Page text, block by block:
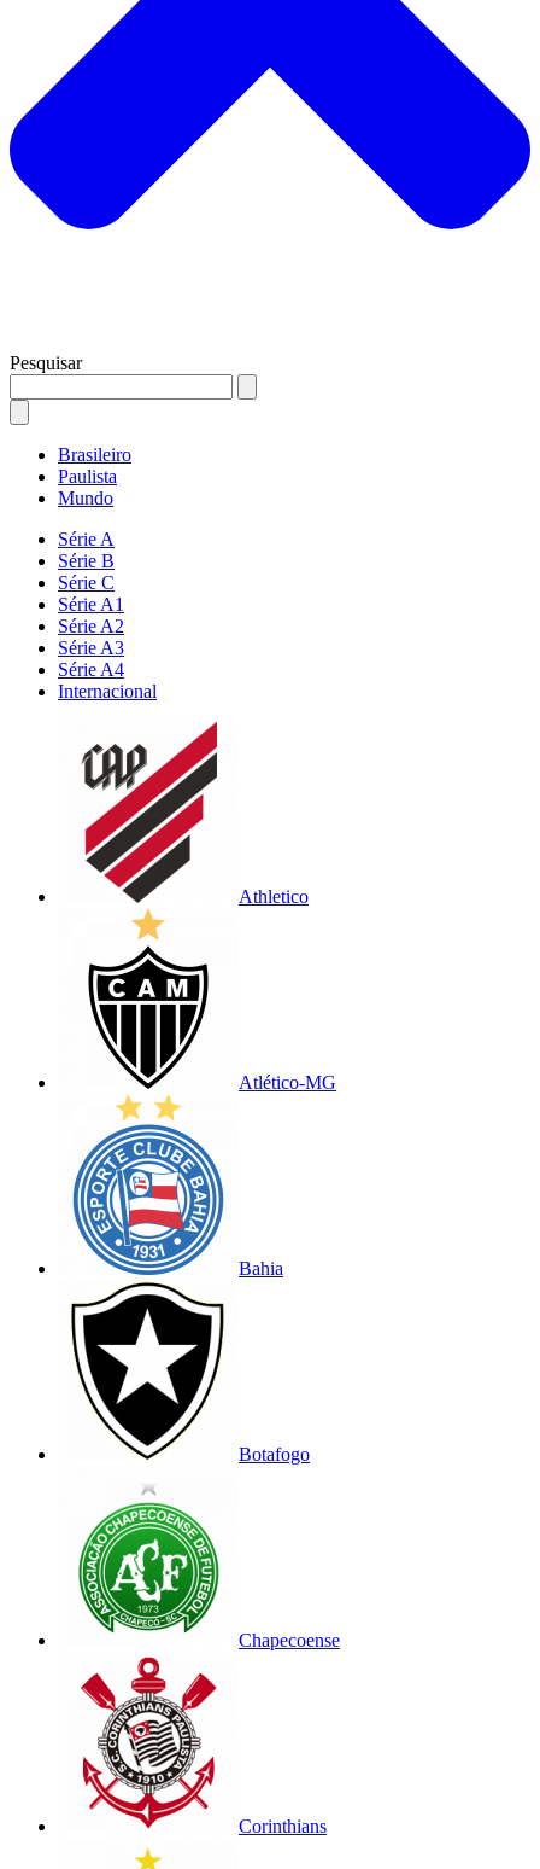
Pesquisar
Brasileiro
Paulista
Mundo
Série A
Série B
Série C
Série A1
Série A2
Série A3
Série A4
Internacional
Athletico
Atlético-MG
Bahia
Botafogo
Chapecoense
Corinthians